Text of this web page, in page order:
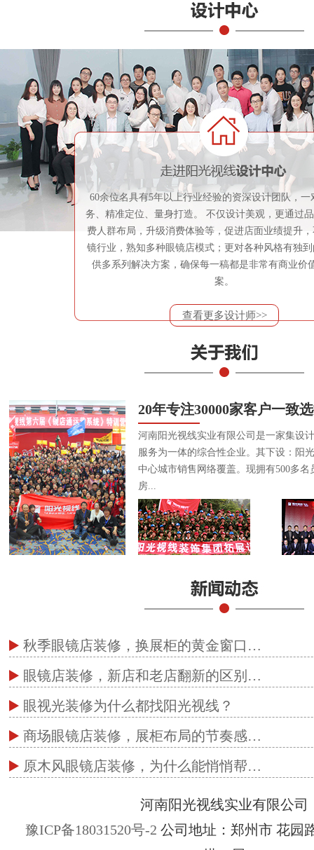
60余位名具有5年以上行业经验的资深设计团队，一
务、精准定位、量身打造。 不仅设计美观，更通过
费人群布局，升级消费体验等，促进店面业绩提升
镜行业，熟知多种眼镜店模式；更对各种风格有独
供多系列解决方案，确保每一稿都是非常有商业价
案。
查看更多设计师>>
20年专注30000家客户一致
河南阳光视线实业有限公司是一家集设
服务为一体的综合性企业。其下设：阳
中心城市销售网络覆盖。现拥有500多
房...
秋季眼镜店装修，换展柜的黄金窗口…
眼镜店装修，新店和老店翻新的区别…
眼视光装修为什么都找阳光视线？
商场眼镜店装修，展柜布局的节奏感…
原木风眼镜店装修，为什么能悄悄帮…
河南阳光视线实业有限公司
豫ICP备18031520号-2 公司地址：郑州市 花园